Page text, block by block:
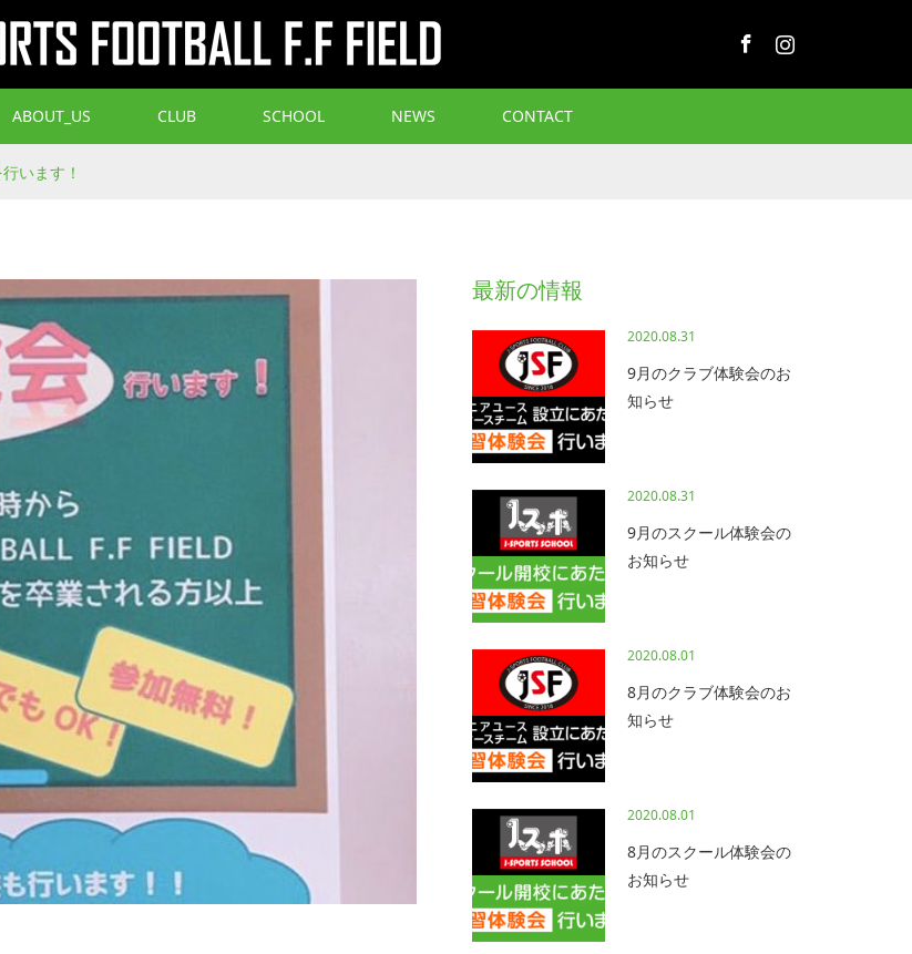
ABOUT_US CLUB SCHOOL NEWS CONTACT
います！
最新の情報
2020.08.31
9月のクラブ体験会のお
知らせ
2020.08.31
9月のスクール体験会の
お知らせ
2020.08.01
8月のクラブ体験会のお
知らせ
2020.08.01
8月のスクール体験会の
お知らせ